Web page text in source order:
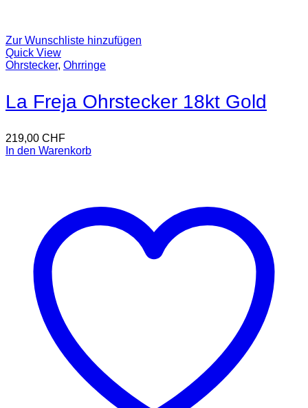
Zur Wunschliste hinzufügen
Quick View
Ohrstecker, Ohrringe
La Freja Ohrstecker 18kt Gold
219,00 CHF
In den Warenkorb